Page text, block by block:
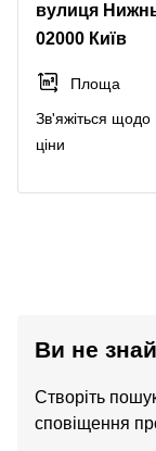
вулиця
02000 Київ
Площа
Зв'яжіться щодо
ціни
Ви не
Створіть
сповіщення